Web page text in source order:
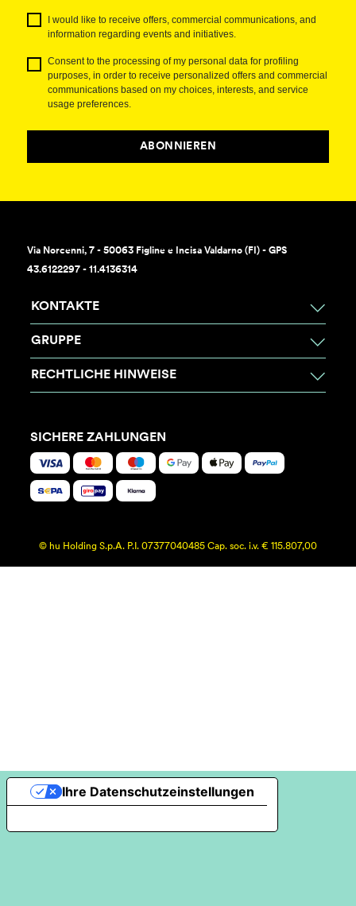
I would like to receive offers, commercial communications, and
information regarding events and initiatives.
Consent to the processing of my personal data for profiling
purposes, in order to receive personalized offers and commercial
communications based on my choices, interests, and service
usage preferences.
ABONNIEREN
Via Norcenni, 7 - 50063 Figline e Incisa Valdarno (FI) - GPS
43.6122297 - 11.4136314
KONTAKTE
GRUPPE
RECHTLICHE HINWEISE
SICHERE ZAHLUNGEN
© hu Holding S.p.A. P.I. 07377040485 Cap. soc. i.v. € 115.807,00
Ihre Datenschutzeinstellungen